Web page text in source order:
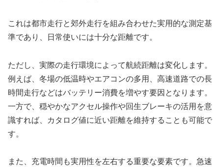
これは都市走行と郊外走行を組み合わせた実用的な測定基
準であり、日常使いには十分な距離です。
ただし、実際の走行環境によって航続距離は変化します。
例えば、冬場の低温時やエアコンの多用、高速道路での長
時間走行などはバッテリー消費を増やす要因となります。
一方で、穏やかなアクセル操作や回生ブレーキの活用を意
識すれば、カタログ値に近い距離を維持することも可能で
す。
また、充電時間も実用性を左右する重要な要素です。急速